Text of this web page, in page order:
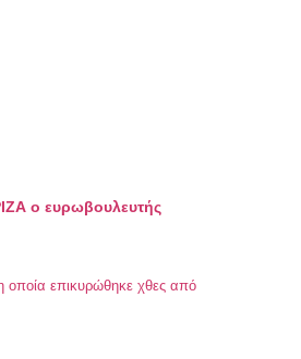
ο ευρωβουλευτής
οποία επικυρώθηκε χθες από